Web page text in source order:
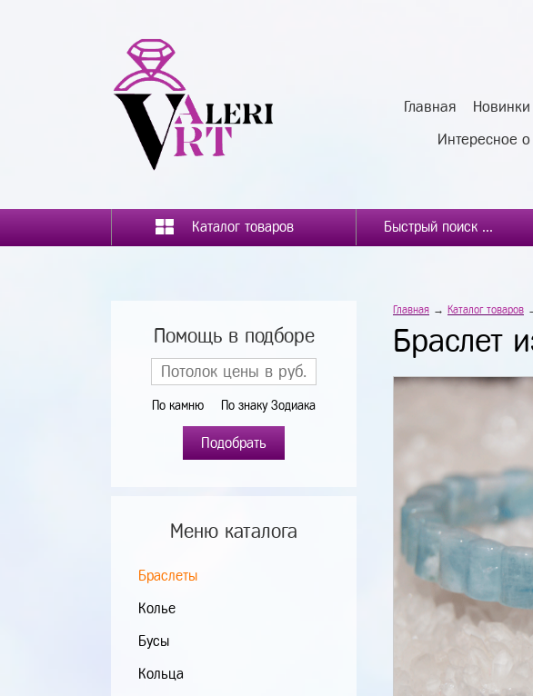
Главная Новинки
Интересное
Каталог товаров
Помощь в подборе
По камню По знаку Зодиака
Подобрать
Меню каталога
Браслеты
Колье
Бусы
Кольца
Главная → Каталог товаров
Браслет